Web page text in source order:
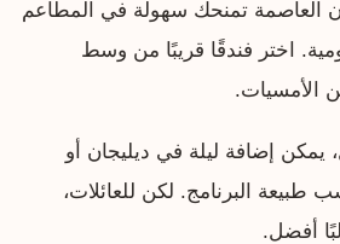
العاصمة تمنحك سهولة في المطاعم
اختر فندقًا قريبًا من وسط
الأمسيات.
يمكن إضافة ليلة في ديليجان أو
البرنامج. لكن للعائلات،
أفضل.